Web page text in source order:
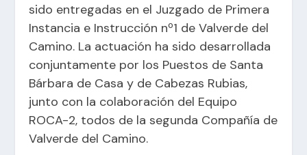
sido entregadas en el Juzgado de Primera
Instancia e Instrucción nº1 de Valverde del
Camino. La actuación ha sido desarrollada
conjuntamente por los Puestos de Santa
Bárbara de Casa y de Cabezas Rubias,
junto con la colaboración del Equipo
ROCA-2, todos de la segunda Compañía de
Valverde del Camino.